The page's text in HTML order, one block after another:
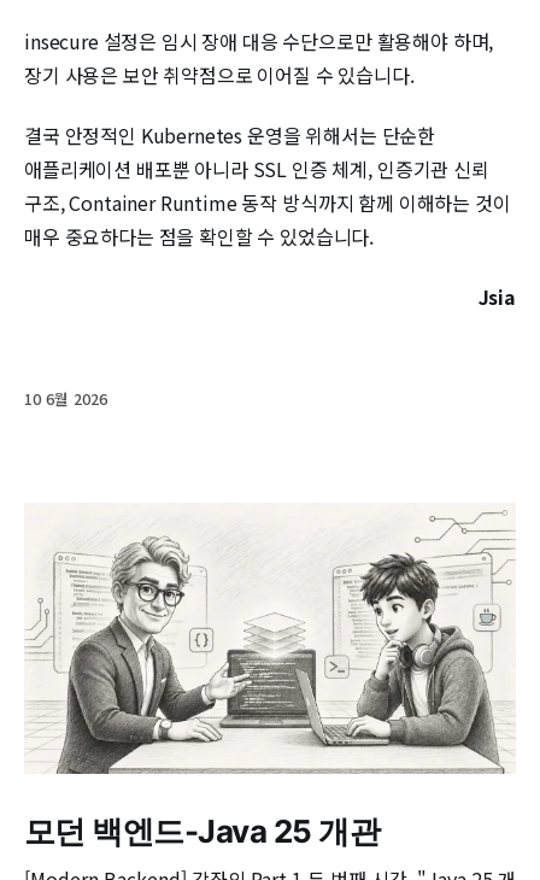
insecure 설정은 임시 장애 대응 수단으로만 활용해야 하며,
장기 사용은 보안 취약점으로 이어질 수 있습니다.
결국 안정적인 Kubernetes 운영을 위해서는 단순한
애플리케이션 배포뿐 아니라 SSL 인증 체계, 인증기관 신뢰
구조, Container Runtime 동작 방식까지 함께 이해하는 것이
매우 중요하다는 점을 확인할 수 있었습니다.
Jsia
10 6월 2026
모던 백엔드-Java 25 개관